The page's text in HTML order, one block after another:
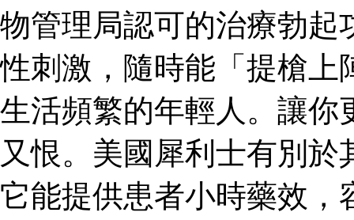
物管理局認可的治療勃起
性刺激，隨時能「提槍上
生活頻繁的年輕人。讓你
又恨。美國犀利士有別
它能提供患者小時藥效，